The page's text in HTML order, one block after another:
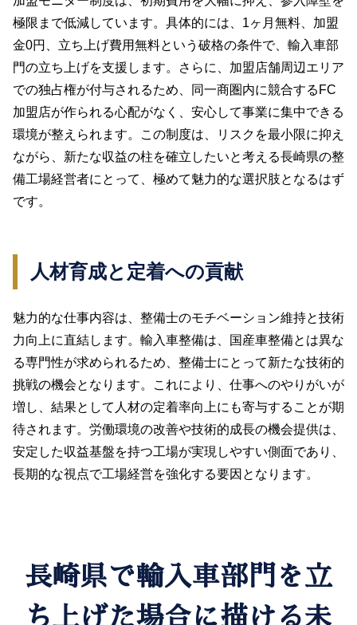
極限まで低減しています。具体的には、1ヶ月無料、加盟
金0円、立ち上げ費用無料という破格の条件で、輸入車部
門の立ち上げを支援します。さらに、加盟店舗周辺エリア
での独占権が付与されるため、同一商圏内に競合するFC
加盟店が作られる心配がなく、安心して事業に集中できる
環境が整えられます。この制度は、リスクを最小限に抑え
ながら、新たな収益の柱を確立したいと考える長崎県の整
備工場経営者にとって、極めて魅力的な選択肢となるはず
です。
人材育成と定着への貢献
魅力的な仕事内容は、整備士のモチベーション維持と技術
力向上に直結します。輸入車整備は、国産車整備とは異な
る専門性が求められるため、整備士にとって新たな技術的
挑戦の機会となります。これにより、仕事へのやりがいが
増し、結果として人材の定着率向上にも寄与することが期
待されます。労働環境の改善や技術的成長の機会提供は、
安定した収益基盤を持つ工場が実現しやすい側面であり、
長期的な視点で工場経営を強化する要因となります。
長崎県で輸入車部門を立
ち上げた場合に描ける未